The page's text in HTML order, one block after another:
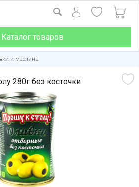
товаров
и маслины
280г без косточки